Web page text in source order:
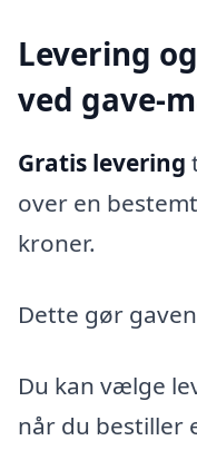
Levering
ved gave-
Gratis levering
over en
kroner.
Dette gør
Du kan vælge
når du bestiller